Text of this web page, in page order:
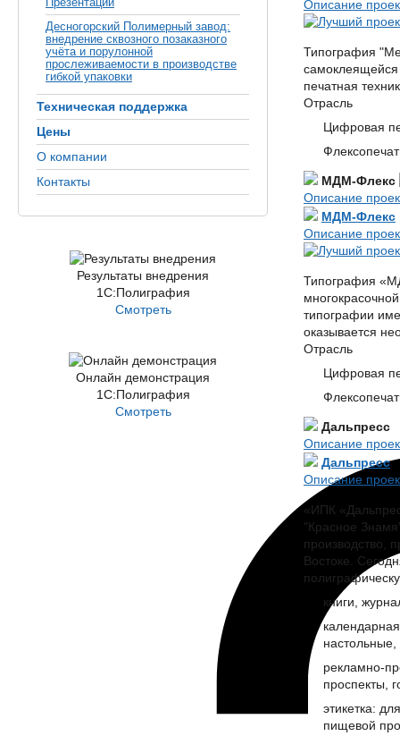
Десногорский Полимерный завод:
внедрение сквозного позаказного
учёта и порулонной
прослеживаемости в производстве
гибкой упаковки
Техническая поддержка
Цены
О компании
Контакты
Результаты внедрения
1С:Полиграфия
Смотреть
Онлайн демонстрация
1С:Полиграфия
Смотреть
Описание
Типография
самоклеящейся
печатная
Отрасль
Цифровая
МДМ-Флекс
Описание
МДМ-Флекс
Описание
Типография
типографии
оказывается
Отрасль
Цифровая
Дальпресс
Описание
Дальпресс
Описание
«ИПК
"Красное
производство,
Востоке.
книги,
настольные,
рекламно-
проспекты,
этикетка:
пищевой